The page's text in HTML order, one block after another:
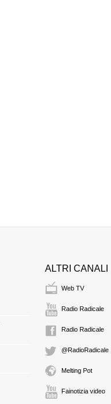
ALTRI CANALI
Web TV
Radio Radicale
Radio Radicale
@RadioRadicale
Melting Pot
Fainotizia video